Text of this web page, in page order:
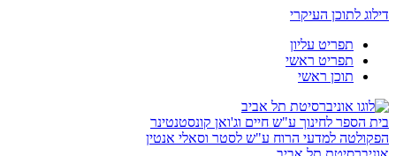
דילוג לתוכן העיקרי
תפריט עליון
תפריט ראשי
תוכן ראשי
בית הספר לחינוך ע"ש חיים וג'ואן קונסטנטינר
הפקולטה למדעי הרוח ע"ש לסטר וסאלי אנטין